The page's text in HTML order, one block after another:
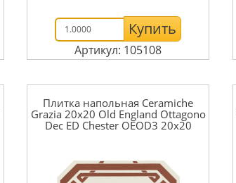
Купить
Артикул: 105108
Плитка напольная Ceramiche
Grazia 20x20 Old England Ottagono
Dec ED Chester OEOD3 20x20